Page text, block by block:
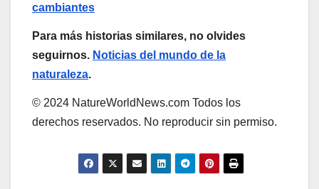
cambiantes
Para más historias similares, no olvides
seguirnos. Noticias del mundo de la
naturaleza.
© 2024 NatureWorldNews.com Todos los
derechos reservados. No reproducir sin permiso.